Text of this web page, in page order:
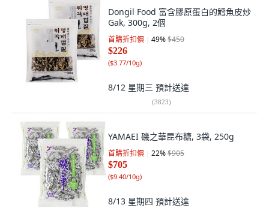
Dongil Food 富含膠原蛋白的鱈魚皮炒
Gak, 300g, 2個
首購折扣價 49%$450
$226
($3.77/10g)
8/12 星期三 預計送達
(3823)
YAMAEI 磯之華昆布糖, 3袋, 250g
首購折扣價 22%$905
$705
($9.40/10g)
8/13 星期四 預計送達